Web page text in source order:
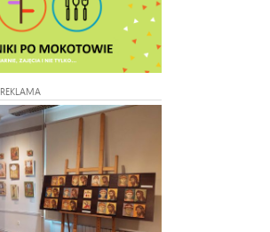
REKLAMA